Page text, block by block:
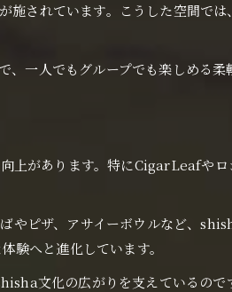
施されています。こうした空間
一人でもグループでも楽しめる柔
上があります。特にCigarLeafや
やピザ、アサイーボウルなど、
験へと進化しています。
文化の広がりを支えているので